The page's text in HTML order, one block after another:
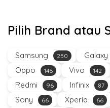
Pilih Brand atau
Samsung 250 Galaxy
Oppo 146 Vivo 142
Redmi 96 Infinix 87
Sony 66 Xperia 66